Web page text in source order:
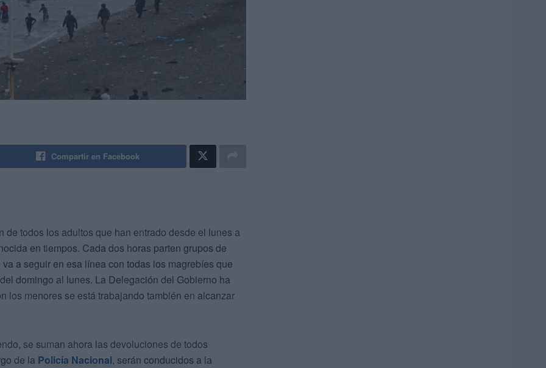
Compartir en Facebook
de todos los adultos que han entrado desde el lunes a
en tiempos. Cada dos horas parten grupos de
a seguir en esa línea con todas los magrebíes que
domingo al lunes. La Delegación del Gobierno ha
los menores se está trabajando también en alcanzar
se suman ahora las devoluciones de todos
de la Policía Nacional, serán conducidos a la